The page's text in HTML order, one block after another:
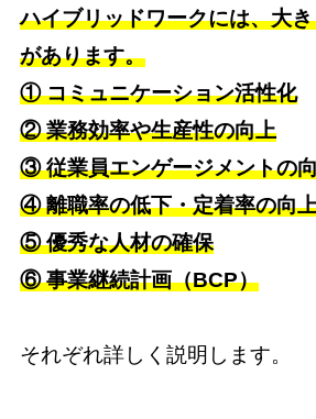
ハイブリッドワークには、大
があります。
① コミュニケーション活性化
② 業務効率や生産性の向上
③ 従業員エンゲージメントの
④ 離職率の低下・定着率の向
⑤ 優秀な人材の確保
⑥ 事業継続計画（BCP）
それぞれ詳しく説明します。